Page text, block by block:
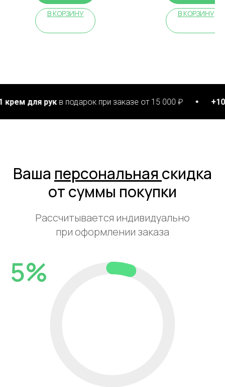
В КОРЗИНУ В КОРЗИНУ
в подарок при заказе от 15 000 ₽ +10 патчей
Ваша персональная скидка
от суммы покупки
Рассчитывается индивидуально
при оформлении заказа
5%